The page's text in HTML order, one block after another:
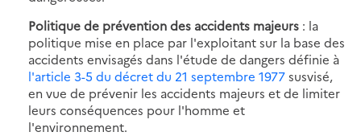
Politique de prévention des accidents majeurs : la
politique mise en place par l'exploitant sur la base des
accidents envisagés dans l'étude de dangers définie à
l'article 3-5 du décret du 21 septembre 1977susvisé,
en vue de prévenir les accidents majeurs et de limiter
leurs conséquences pour l'homme et
l'environnement.